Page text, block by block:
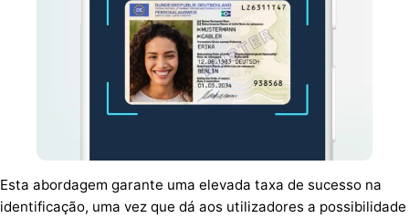
Esta abordagem garante uma elevada taxa de sucesso na
identificação, uma vez que dá aos utilizadores a possibilidade